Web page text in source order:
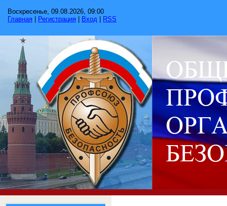
Воскресенье, 09.08.2026, 09:00
Главная
Регистрация Вход RSS